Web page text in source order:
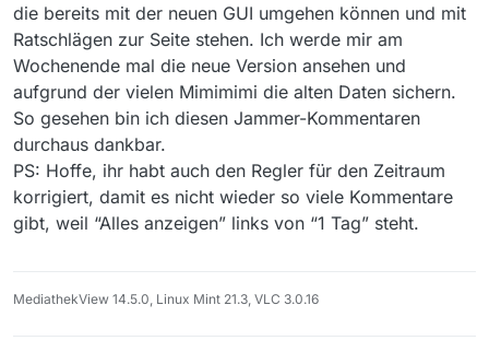
die bereits mit der neuen GUI umgehen können und mit
Ratschlägen zur Seite stehen. Ich werde mir am
Wochenende mal die neue Version ansehen und
aufgrund der vielen Mimimimi die alten Daten sichern.
So gesehen bin ich diesen Jammer-Kommentaren
durchaus dankbar.
PS: Hoffe, ihr habt auch den Regler für den Zeitraum
korrigiert, damit es nicht wieder so viele Kommentare
gibt, weil “Alles anzeigen” links von “1 Tag” steht.
MediathekView 14.5.0, Linux Mint 21.3, VLC 3.0.16